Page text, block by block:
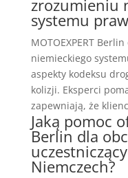
zrozumieniu
systemu
MOTOEXPERT
niemieckiego
aspekty kodeksu
kolizji. Eksperci
zapewniają, że
Jaką pomoc
Berlin dla
Niemczech?